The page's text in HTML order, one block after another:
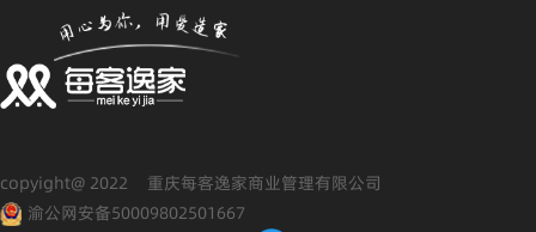
copyight@ 2022 重庆每客逸家商业管理有限公司
渝公网安备50009802501667